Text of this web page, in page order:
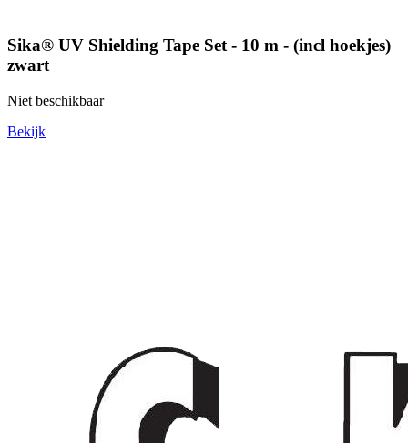
Sika® UV Shielding Tape Set - 10 m - (incl hoekjes)
zwart
Niet beschikbaar
Bekijk